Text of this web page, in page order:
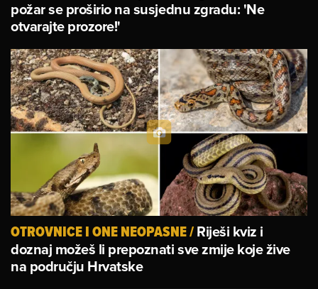
požar se proširio na susjednu zgradu: 'Ne
otvarajte prozore!'
OTROVNICE I ONE NEOPASNE/Riješi kviz i
doznaj možeš li prepoznati sve zmije koje žive
na području Hrvatske